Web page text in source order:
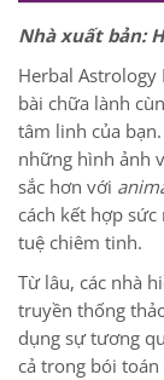
Nhà xuất bản:
Herbal Astrology
bài chữa lành
tâm linh của
những hình ảnh
sắc hơn với
cách kết hợp
tuệ chiêm tinh.
Từ lâu, các nhà
truyền thống
dụng sự tương
cả trong bói